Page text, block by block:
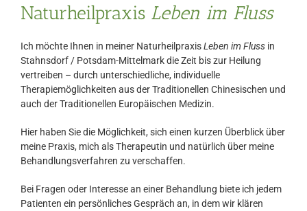
Naturheilpraxis Leben im Fluss
Ich möchte Ihnen in meiner NaturheilpraxisLeben im Fluss in
Stahnsdorf / Potsdam-Mittelmark die Zeit bis zur Heilung
vertreiben – durch unterschiedliche, individuelle
Therapiemöglichkeiten aus der Traditionellen Chinesischen und
auch der Traditionellen Europäischen Medizin.
Hier haben Sie die Möglichkeit, sich einen kurzen Überblick über
meine Praxis, mich als Therapeutin und natürlich über meine
Behandlungsverfahren zu verschaffen.
Bei Fragen oder Interesse an einer Behandlung biete ich jedem
Patienten ein persönliches Gespräch an, in dem wir klären